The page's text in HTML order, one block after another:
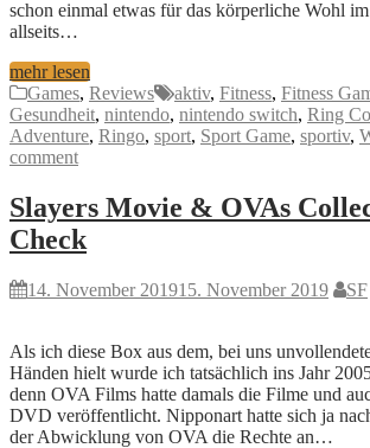
schon einmal etwas für das körperliche Wohl
allseits…
mehr lesen
Games, Reviews aktiv, Fitness, Fitness
Gesundheit, nintendo, nintendo switch, Ring
Adventure, Ringo, sport, Sport Game, sportiv,
comment
Slayers Movie & OVAs
Check
14. November 201915. November 2019 SF
Als ich diese Box aus dem, bei uns
Händen hielt wurde ich tatsächlich ins Jahr
denn OVA Films hatte damals die Filme und
DVD veröffentlicht. Nipponart hatte sich ja
der Abwicklung von OVA die Rechte an…